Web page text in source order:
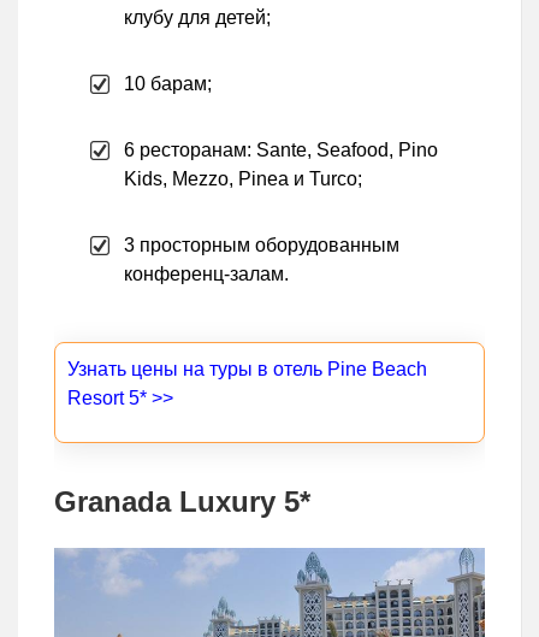
клубу для детей;
10 барам;
6 ресторанам: Sante, Seafood, Pino
Kids, Mezzo, Pinea и Turco;
3 просторным оборудованным
конференц-залам.
Узнать цены на туры в отель Pine Beach
Resort 5* >>
Granada Luxury 5*